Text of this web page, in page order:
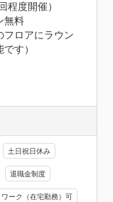
程度開催）
無料
フロアにラウン
す）
土日祝日休み
退職金制度
ーク（在宅勤務）可